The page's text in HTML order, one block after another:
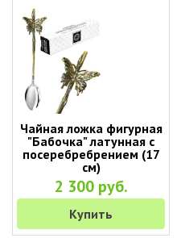
Чайная ложка фигурная
"Бабочка" латунная с
посеребребрением (17
см)
2 300 руб.
Купить